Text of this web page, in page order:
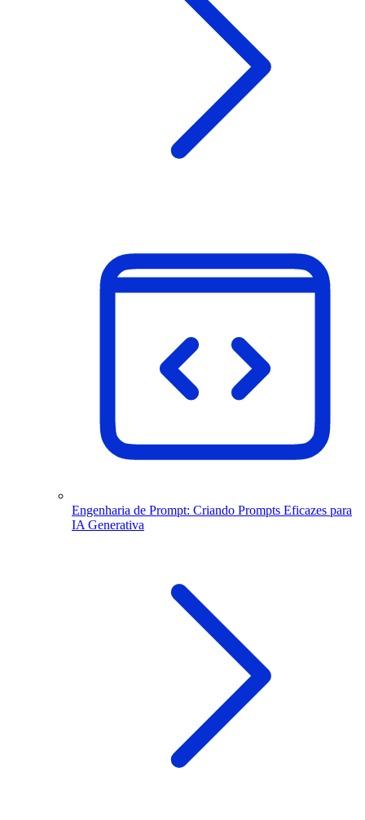
Engenharia de Prompt: Criando Prompts Eficazes para
IA Generativa